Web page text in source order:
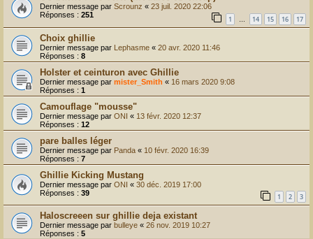
Dernier message par Scrounz « 23 juil. 2020 22:06
Réponses : 251 1 … 14 15 16 17
Choix ghillie
Dernier message par Lephasme « 20 avr. 2020 11:46
Réponses : 8
Holster et ceinturon avec Ghillie
Dernier message par mister_Smith « 16 mars 2020 9:08
Réponses : 1
Camouflage "mousse"
Dernier message par ONI « 13 févr. 2020 12:37
Réponses : 12
pare balles léger
Dernier message par Panda « 10 févr. 2020 16:39
Réponses : 7
Ghillie Kicking Mustang
Dernier message par ONI « 30 déc. 2019 17:00
Réponses : 39 1 2 3
Haloscreeen sur ghillie deja existant
Dernier message par bulleye « 26 nov. 2019 10:27
Réponses : 5